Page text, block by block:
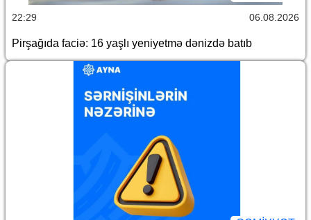
22:29 06.08.2026
Pirşağıda faciə: 16 yaşlı yeniyetmə dənizdə batıb